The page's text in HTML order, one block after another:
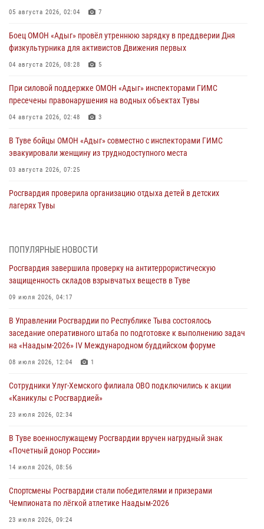
05 августа 2026, 02:04 7
Боец ОМОН «Адыг» провёл утреннюю зарядку в преддверии Дня
физкультурника для активистов Движения первых
04 августа 2026, 08:28 5
При силовой поддержке ОМОН «Адыг» инспекторами ГИМС
пресечены правонарушения на водных объектах Тувы
04 августа 2026, 02:48 3
В Туве бойцы ОМОН «Адыг» совместно с инспекторами ГИМС
эвакуировали женщину из труднодоступного места
03 августа 2026, 07:25
Росгвардия проверила организацию отдыха детей в детских
лагерях Тувы
Сотрудники вневедомственной охраны приняли участие в акции
29 июля 2026, 09:41
26 сигналов «Тревога» с автотранспортов отработали экипажи
29 июля 2026, 08:37 1
В Туве офицер Росгвардии подвела итоги юбилейного личного
забега
Росгвардеец стал бронзовым призером Чемпионата Тувы по
национальной игре - стрельбе из традиционного лука
ПОПУЛЯРНЫЕ НОВОСТИ
Росгвардия завершила проверку на антитеррористическую
защищенность складов взрывчатых веществ в Туве
09 июля 2026, 04:17
В Управлении Росгвардии по Республике Тыва состоялось
заседание оперативного штаба по подготовке к выполнению задач
на «Наадым-2026» IV Международном буддийском форуме
08 июля 2026, 12:04 1
Сотрудники Улуг-Хемского филиала ОВО подключились к акции
«Каникулы с Росгвардией»
23 июля 2026, 02:34
В Туве военнослужащему Росгвардии вручен нагрудный знак
«Почетный донор России»
14 июля 2026, 08:56
Спортсмены Росгвардии стали победителями и призерами
Чемпионата по лёгкой атлетике Наадым-2026
23 июля 2026, 09:24